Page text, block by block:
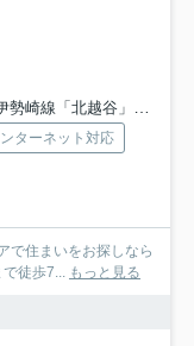
線「北越谷」駅 徒歩25分
ターネット対応
で住まいをお探しなら
で徒歩7... もっと見る